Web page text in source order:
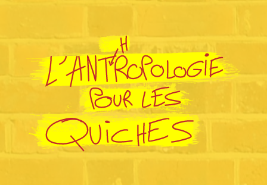
L'Anthropologie pour les Quiches